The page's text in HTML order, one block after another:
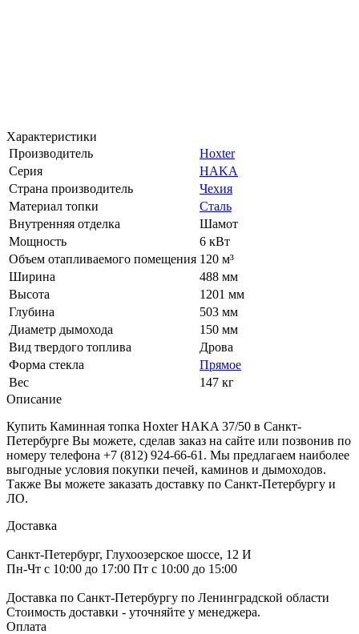
Характеристики
Производитель
Hoxter
Серия
HAKA
Страна производитель
Чехия
Материал топки
Сталь
Внутренняя отделка
Шамот
Мощность
6 кВт
Объем отапливаемого помещения 120 м³
Ширина
488 мм
Высота
1201 мм
Глубина
503 мм
Диаметр дымохода
150 мм
Вид твердого топлива
Дрова
Форма стекла
Прямое
Вес
147 кг
Описание
Купить Каминная топка Hoxter HAKA 37/50 в Санкт-
Петербурге Вы можете, сделав заказ на сайте или позвонив по
номеру телефона +7 (812) 924-66-61. Мы предлагаем наиболее
выгодные условия покупки печей, каминов и дымоходов.
Также Вы можете заказать доставку по Санкт-Петербургу и
ЛО.
Доставка
Санкт-Петербург, Глухоозерское шоссе, 12 И
Пн-Чт с 10:00 до 17:00 Пт с 10:00 до 15:00
Доставка по Санкт-Петербургу по Ленинградской области
Стоимость доставки - уточняйте у менеджера.
Оплата